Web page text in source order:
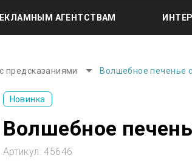
АГЕНТСТВАМ
предсказаниями Волшебное печенье
Новинка
Волшебное
Артикул:45646